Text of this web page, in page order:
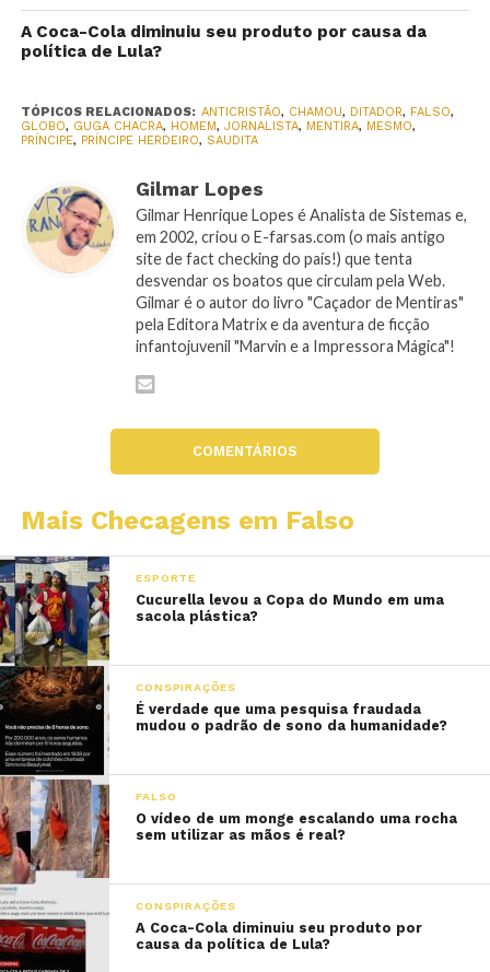
A Coca-Cola diminuiu seu produto por causa da
política de Lula?
TÓPICOS RELACIONADOS: ANTICRISTÃO, CHAMOU, DITADOR, FALSO,
GLOBO, GUGA CHACRA, HOMEM, JORNALISTA, MENTIRA, MESMO,
PRÍNCIPE, PRÍNCIPE HERDEIRO, SAUDITA
Gilmar Lopes
Gilmar Henrique Lopes é Analista de Sistemas e,
em 2002, criou o E-farsas.com (o mais antigo
site de fact checking do país!) que tenta
desvendar os boatos que circulam pela Web.
Gilmar é o autor do livro "Caçador de Mentiras"
pela Editora Matrix e da aventura de ficção
infantojuvenil "Marvin e a Impressora Mágica"!
COMENTÁRIOS
Mais Checagens em Falso
ESPORTE
Cucurella levou a Copa do Mundo em uma
sacola plástica?
CONSPIRAÇÕES
É verdade que uma pesquisa fraudada
mudou o padrão de sono da humanidade?
FALSO
O vídeo de um monge escalando uma rocha
sem utilizar as mãos é real?
CONSPIRAÇÕES
A Coca-Cola diminuiu seu produto por
causa da política de Lula?